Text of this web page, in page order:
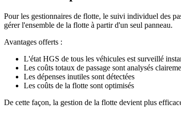
Pour les gestionnaires de flotte, le suivi individuel des
gérer l'ensemble de la flotte à partir d'un seul panneau.
Avantages offerts :
L'état HGS de tous les véhicules est surveillé
Les coûts totaux de passage sont analysés
Les dépenses inutiles sont détectées
Les coûts de la flotte sont optimisés
De cette façon, la gestion de la flotte devient plus